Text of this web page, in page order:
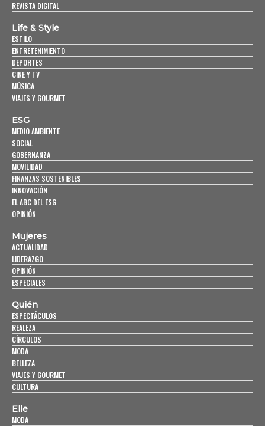
REVISTA DIGITAL
Life & Style
ESTILO
ENTRETENIMIENTO
DEPORTES
CINE Y TV
MÚSICA
VIAJES Y GOURMET
ESG
MEDIO AMBIENTE
SOCIAL
GOBERNANZA
MOVILIDAD
FINANZAS SOSTENIBLES
INNOVACIÓN
EL ABC DEL ESG
OPINIÓN
Mujeres
ACTUALIDAD
LIDERAZGO
OPINIÓN
ESPECIALES
Quién
ESPECTÁCULOS
REALEZA
CÍRCULOS
MODA
BELLEZA
VIAJES Y GOURMET
CULTURA
Elle
MODA